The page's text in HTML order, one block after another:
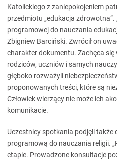
Katolickiego z zaniepokojeniem
przedmiotu „edukacja
programowej do nauczania
Zbigniew Barciński. Zwrócił on
charakter dokumentu. Zachęca się
rodziców, uczniów i samych
głęboko rozważyli
proponowanych treści, które są
Człowiek wierzący nie może ich
komunikacie.
Uczestnicy spotkania podjęli także
programową do nauczania religii.
etapie. Prowadzone konsultacje